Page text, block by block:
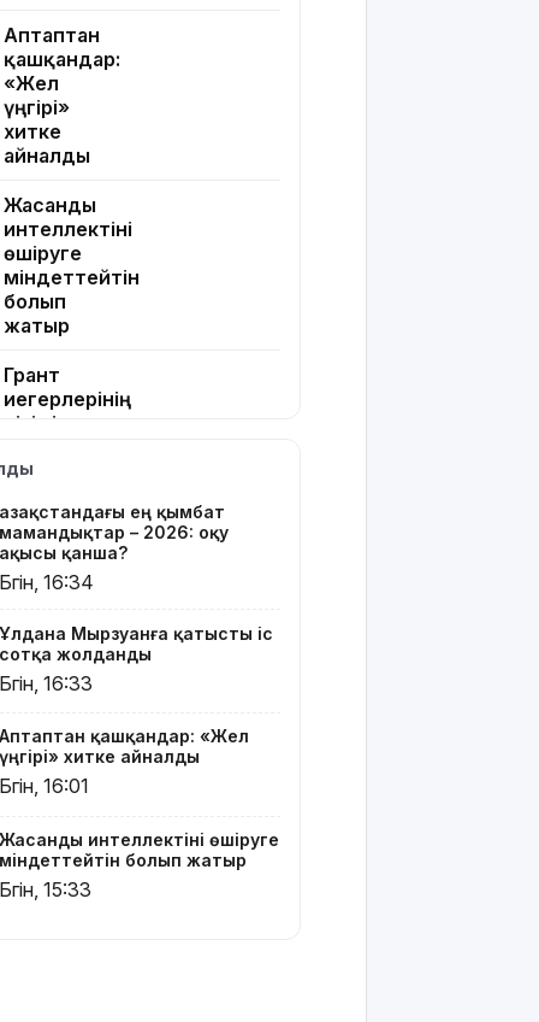
Аптаптан
қашқандар:
«Жел
үңгірі»
хитке
айналды
Жасанды
интеллектіні
өшіруге
міндеттейтін
болып
жатыр
Грант
иегерлерінің
тізімі
блогер
Астанада
былапыт
сөз
үшін
қамауға
алынды
Мектеп
оқушылары
енді БЖБ
тапсыра
ма:
Министрлік
көп
Қазақстандағы ең қымбат
мамандықтар – 2026: оқу
ақысы қанша?
Бүгін, 16:34
Ұлдана Мырзуанға қатысты іс
сотқа жолданды
Бүгін, 16:33
Аптаптан қашқандар: «Жел
үңгірі» хитке айналды
Бүгін, 16:01
Жасанды интеллектіні өшіруге
міндеттейтін болып жатыр
Бүгін, 15:33